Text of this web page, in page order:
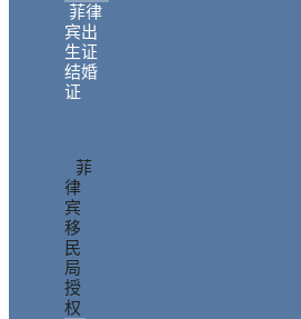
菲律
宾出
生证
结婚
证
菲
律
宾
移
民
局
授
权